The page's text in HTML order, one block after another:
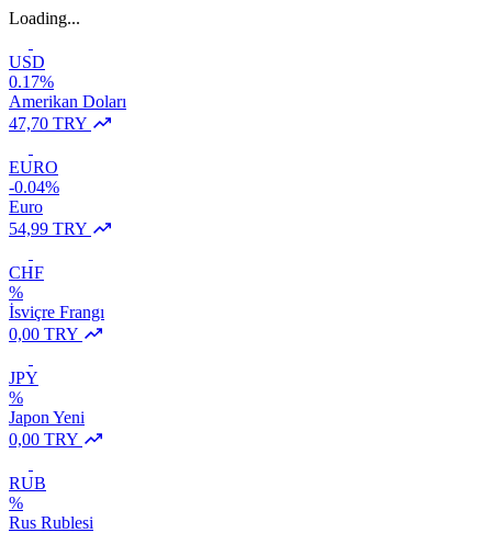
Loading...
USD
0.17%
Amerikan Doları
47,70 TRY
EURO
-0.04%
Euro
54,99 TRY
CHF
%
İsviçre Frangı
0,00 TRY
JPY
%
Japon Yeni
0,00 TRY
RUB
%
Rus Rublesi